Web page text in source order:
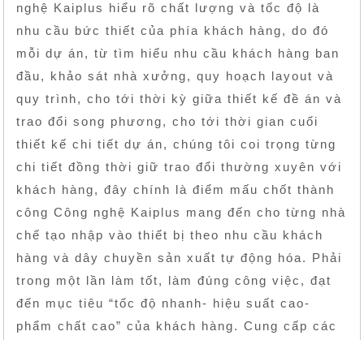
nghệ Kaiplus hiểu rõ chất lượng và tốc độ là
nhu cầu bức thiết của phía khách hàng, do đó
mỗi dự án, từ tìm hiểu nhu cầu khách hàng ban
đầu, khảo sát nhà xưởng, quy hoạch layout và
quy trình, cho tới thời kỳ giữa thiết kế đề án và
trao đổi song phương, cho tới thời gian cuối
thiết kế chi tiết dự án, chúng tôi coi trọng từng
chi tiết đồng thời giữ trao đổi thường xuyên với
khách hàng, đây chính là điểm mấu chốt thành
công Công nghệ Kaiplus mang đến cho từng nhà
chế tạo nhập vào thiết bị theo nhu cầu khách
hàng và dây chuyền sản xuất tự động hóa. Phải
trong một lần làm tốt, làm đúng công việc, đạt
đến mục tiêu “tốc độ nhanh- hiệu suất cao-
phẩm chất cao” của khách hàng. Cung cấp các